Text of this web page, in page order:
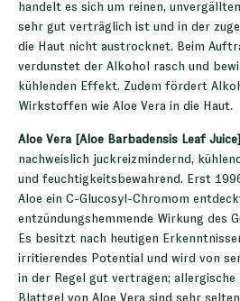
handelt es sich um reinen,
sehr gut verträglich ist und in der
die Haut nicht austrocknet. Beim
verdunstet der Alkohol rasch und
kühlenden Effekt. Zudem fördert
Wirkstoffen wie Aloe Vera in die Haut.
Aloe Vera [Aloe Barbadensis Leaf Juice]
nachweislich juckreizmindernd,
und feuchtigkeitsbewahrend. Erst
Aloe ein C-Glucosyl-Chromom
entzündungshemmende Wirkung des
Es besitzt nach heutigen
irritierendes Potential und wird von
in der Regel gut vertragen; allergische
Blattgel von Aloe Vera sind sehr